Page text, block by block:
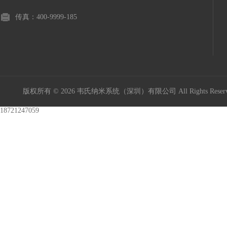
传真：400-9999-185
版权所有 © 2026 韦氏纳米系统（深圳）有限公司 All Rights
18721247059